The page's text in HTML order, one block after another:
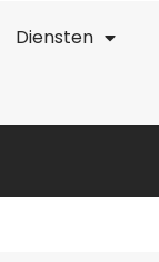
Diensten